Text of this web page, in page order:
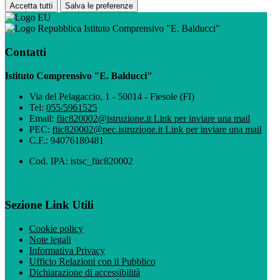
Accetta tutti Salva le preferenze
Istituto Comprensivo "E. Balducci"
Contatti
Istituto Comprensivo "E. Balducci"
Via del Pelagaccio, 1 - 50014 - Fiesole (FI)
Tel: 055/5961525
Email: fiic820002@istruzione.it Link per inviare una mail
PEC: fiic820002@pec.istruzione.it Link per inviare una mail
C.F.: 94076180481
Cod. IPA: istsc_fiic820002
Sezione Link Utili
Cookie policy
Note legali
Informativa Privacy
Ufficio Relazioni con il Pubblico
Dichiarazione di accessibilità